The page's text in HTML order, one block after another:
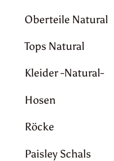
Oberteile Natural
Tops Natural
Kleider -Natural-
Hosen
Röcke
Paisley Schals